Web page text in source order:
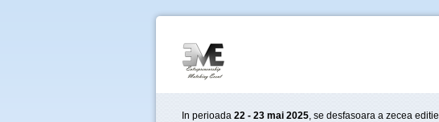
In perioada 22 - 23 mai 2025, se desfasoara a zecea